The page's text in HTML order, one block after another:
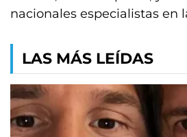
nacionales especialistas en
LAS MÁS LEÍDAS